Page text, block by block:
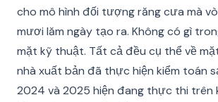
cho mô hình đối tượng răng cưa mà
mươi lăm ngày tạo ra. Không có gì
mặt kỹ thuật. Tất cả đều cụ thể về
nhà xuất bản đã thực hiện kiểm toán
2024 và 2025 hiện đang thực thi trên